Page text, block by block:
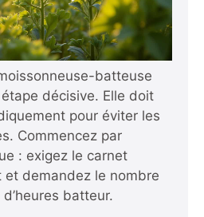
batteuse
décisive. Elle doit
pour éviter les
Commencez par
: exigez le carnet
et demandez le nombre
batteur.